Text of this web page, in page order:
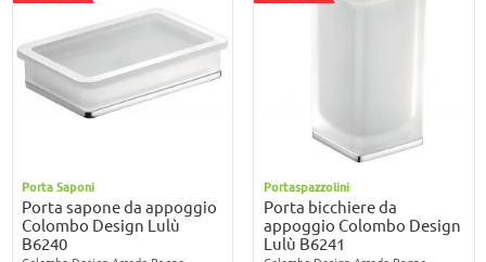
Porta Saponi
Porta sapone da appoggio
Colombo Design Lulù
B6240
Portaspazzolini
Porta bicchiere da
appoggio Colombo Design
Lulù B6241